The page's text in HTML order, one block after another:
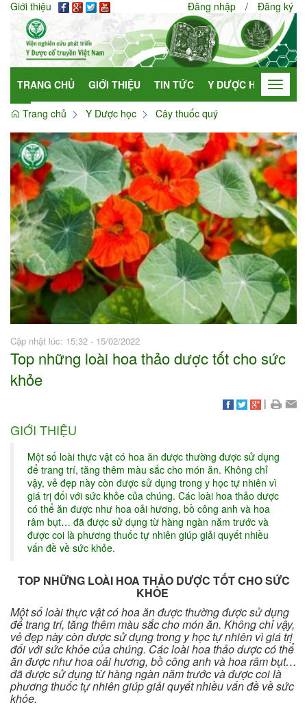
Giới thiệu Đăng nhập / Đăng ký
TRANG CHỦ GIỚI THIỆU TIN TỨC Y DƯỢC HỌC Toggle
Trang chủ
Y Dược học Cây thuốc quý
Cập nhật lúc: 15:32 - 15/02/2022
Top những loài hoa thảo dược tốt cho sức
khỏe
|
GIỚI THIỆU
Một số loài thực vật có hoa ăn được thường được sử dụng
để trang trí, tăng thêm màu sắc cho món ăn. Không chỉ
vậy, vẻ đẹp này còn được sử dụng trong y học tự nhiên vì
giá trị đối với sức khỏe của chúng. Các loài hoa thảo dược
có thể ăn được như hoa oải hương, bồ công anh và hoa
râm bụt… đã được sử dụng từ hàng ngàn năm trước và
được coi là phương thuốc tự nhiên giúp giải quyết nhiều
vấn đề về sức khỏe.
TOP NHỮNG LOÀI HOA THẢO DƯỢC TỐT CHO SỨC
KHỎE
Một số loài thực vật có hoa ăn được thường được sử dụng
để trang trí, tăng thêm màu sắc cho món ăn. Không chỉ vậy,
vẻ đẹp này còn được sử dụng trong y học tự nhiên vì giá trị
đối với sức khỏe của chúng. Các loài hoa thảo dược có thể
ăn được như hoa oải hương, bồ công anh và hoa râm bụt…
đã được sử dụng từ hàng ngàn năm trước và được coi là
phương thuốc tự nhiên giúp giải quyết nhiều vấn đề về sức
khỏe.